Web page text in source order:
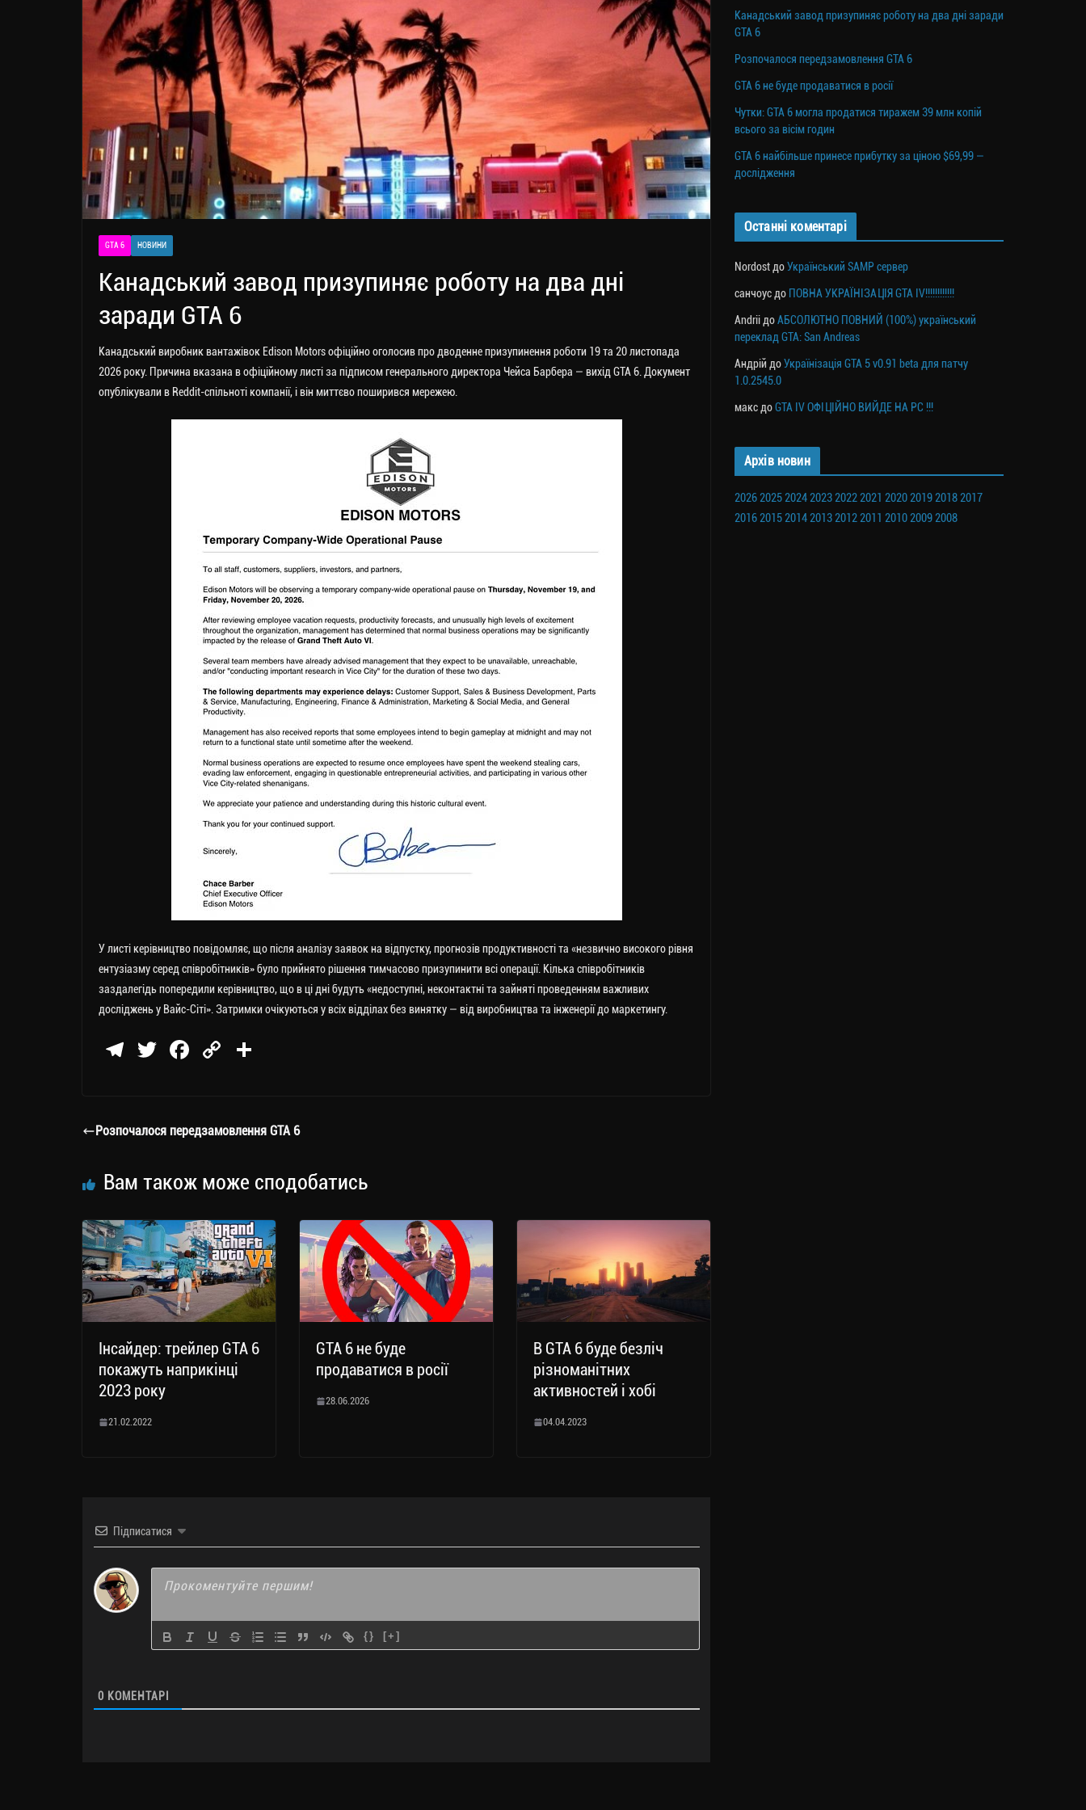
GTA 6 НОВИНИ
Канадський завод призупиняє роботу на два дні
заради GTA 6
Канадський виробник вантажівок Edison Motors офіційно оголосив про дводенне призупинення роботи 19 та 20 листопада
2026 року. Причина вказана в офіційному листі за підписом генерального директора Чейса Барбера — вихід GTA 6.Документ
опублікували в Reddit-спільноті компанії, і він миттєво поширився мережею.
У листі керівництво повідомляє, що після аналізу заявок на відпустку, прогнозів продуктивності та «незвично високого рівня
ентузіазму серед співробітників» було прийнято рішення тимчасово призупинити всі операції. Кілька співробітників
заздалегідь попередили керівництво, що в ці дні будуть «недоступні, неконтактні та зайняті проведенням важливих
досліджень у Вайс-Сіті». Затримки очікуються у всіх відділах без винятку — від виробництва та інженерії до маркетингу.
Te
a
T
er
Fa
ok
C
Li ли
ся
Розпочалося передзамовлення GTA 6
Вам також може сподобатись
Інсайдер: трейлер GTA 6
покажуть наприкінці
2023 року
21.02.2022
GTA 6 не буде
продаватися в росії
28.06.2026
В GTA 6 буде безліч
різноманітних
активностей і хобі
04.04.2023
Підписатися
{} [+]
0 КОМЕНТАРІ
Канадський завод призупиняє роботу на два дні заради
GTA 6
Розпочалося передзамовлення GTA 6
GTA 6 не буде продаватися в росії
Чутки: GTA 6 могла продатися тиражем 39 млн копій
всього за вісім годин
GTA 6 найбільше принесе прибутку за ціною $69,99 —
дослідження
Останні коментарі
Nordost доУкраїнський SAMP сервер
санчоус до ПОВНА УКРАЇНІЗАЦІЯ GTA IV!!!!!!!!!!!!
Andrii доАБСОЛЮТНО ПОВНИЙ (100%) український
переклад GTA: San Andreas
Андрій доУкраїнізація GTA 5 v0.91 beta для патчу
1.0.2545.0
макс доGTA IV ОФІЦІЙНО ВИЙДЕ НА PC !!!
Архів новин
202620252024202320222021 2020201920182017
201620152014201320122011 201020092008